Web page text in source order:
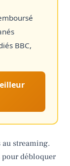
BBC,
au streaming.
pour débloquer